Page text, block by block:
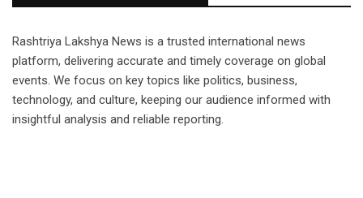
Rashtriya Lakshya News is a trusted international news
platform, delivering accurate and timely coverage on global
events. We focus on key topics like politics, business,
technology, and culture, keeping our audience informed with
insightful analysis and reliable reporting.